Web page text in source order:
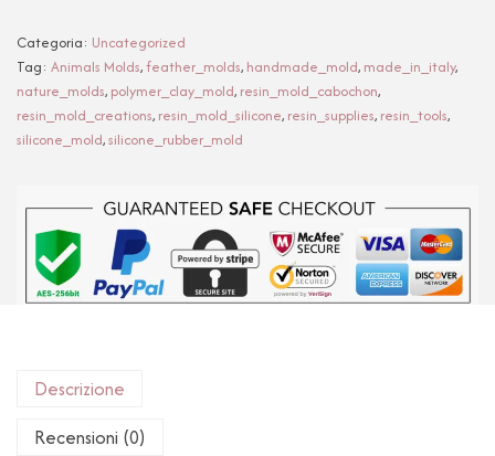
Categoria: Uncategorized
Tag: Animals Molds,feather_molds, handmade_mold, made_in_italy,
nature_molds, polymer_clay_mold, resin_mold_cabochon,
resin_mold_creations, resin_mold_silicone, resin_supplies, resin_tools,
silicone_mold,silicone_rubber_mold
Descrizione
Recensioni (0)